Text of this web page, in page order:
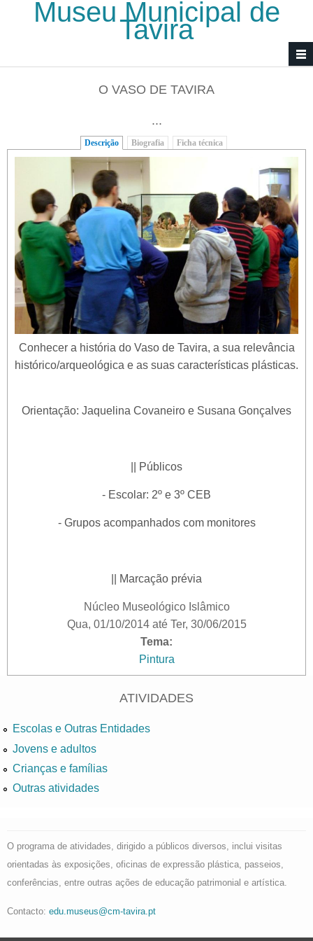
Passar para o conteúdo principal
Museu Municipal de
Tavira
O VASO DE TAVIRA
...
Descrição (separador ativo)
Biografia Ficha técnica
Conhecer a história do Vaso de Tavira, a sua relevância
histórico/arqueológica e as suas características plásticas.
Orientação: Jaquelina Covaneiro e Susana Gonçalves
|| Públicos
- Escolar: 2º e 3º CEB
- Grupos acompanhados com monitores
|| Marcação prévia
Núcleo Museológico Islâmico
Qua, 01/10/2014até Ter, 30/06/2015
Tema:
Pintura
ATIVIDADES
Escolas e Outras Entidades
Jovens e adultos
Crianças e famílias
Outras atividades
O programa de atividades, dirigido a públicos diversos, inclui visitas
orientadas às exposições, oficinas de expressão plástica, passeios,
conferências, entre outras ações de educação patrimonial e artística.
Contacto: edu.museus@cm-tavira.pt